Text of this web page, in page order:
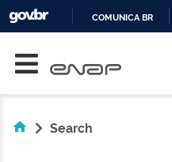
COMUNICA BR
Search